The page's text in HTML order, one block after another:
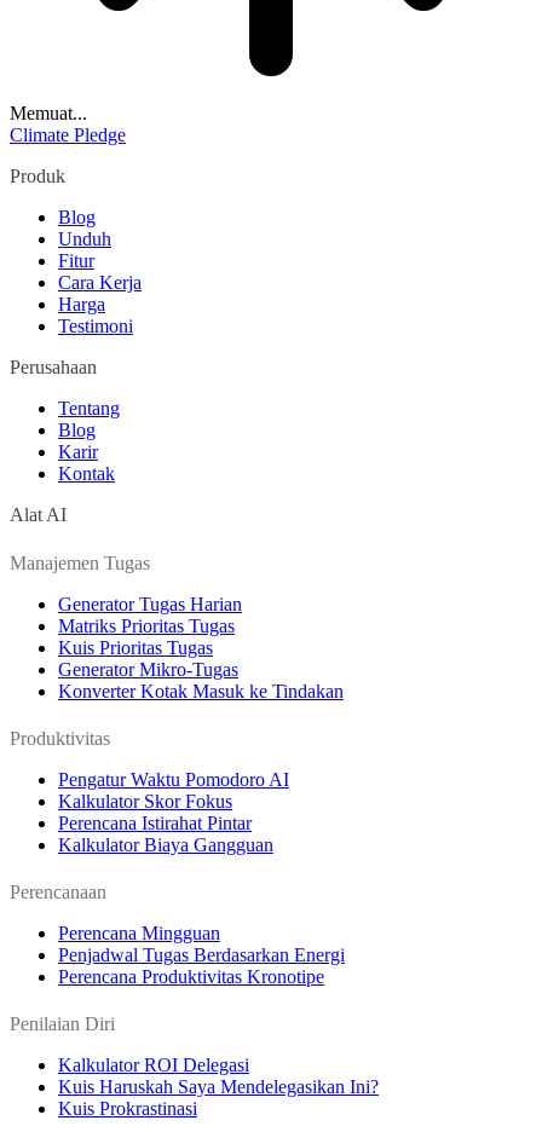
Memuat...
Climate Pledge
Produk
Blog
Unduh
Fitur
Cara Kerja
Harga
Testimoni
Perusahaan
Tentang
Blog
Karir
Kontak
Alat AI
Manajemen Tugas
Generator Tugas Harian
Matriks Prioritas Tugas
Kuis Prioritas Tugas
Generator Mikro-Tugas
Konverter Kotak Masuk ke Tindakan
Produktivitas
Pengatur Waktu Pomodoro AI
Kalkulator Skor Fokus
Perencana Istirahat Pintar
Kalkulator Biaya Gangguan
Perencanaan
Perencana Mingguan
Penjadwal Tugas Berdasarkan Energi
Perencana Produktivitas Kronotipe
Penilaian Diri
Kalkulator ROI Delegasi
Kuis Haruskah Saya Mendelegasikan Ini?
Kuis Prokrastinasi